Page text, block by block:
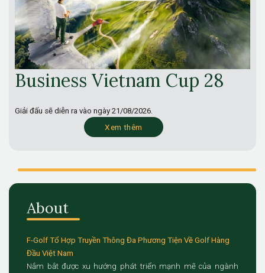
Business Vietnam Cup 28
Giải đấu sẽ diễn ra vào ngày 21/08/2026.
Xem thêm
About
F-Golf Tổ Hợp Truyền Thông Đa Phương Tiện Về Golf Hàng
Đầu Việt Nam
Nắm bắt được xu hướng phát triển mạnh mẽ của ngành